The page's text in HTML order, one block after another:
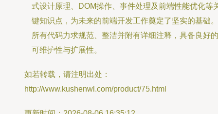
式设计原理、DOM操作、事件处理及前端性能优化等
键知识点，为未来的前端开发工作奠定了坚实的基础。
所有代码力求规范、整洁并附有详细注释，具备良好的
可维护性与扩展性。
如若转载，请注明出处：
http://www.kushenwl.com/product/75.html